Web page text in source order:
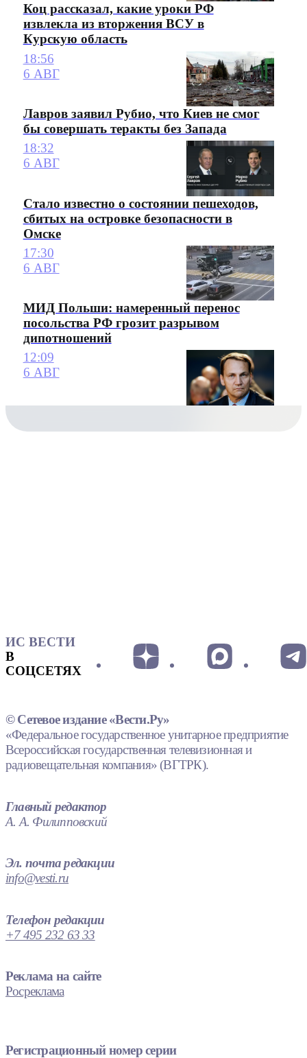
Коц рассказал, какие уроки РФ
извлекла из вторжения ВСУ в
Курскую область
18:56
6 АВГ
Лавров заявил Рубио, что Киев не смог
бы совершать теракты без Запада
18:32
6 АВГ
Стало известно о состоянии пешеходов,
сбитых на островке безопасности в
Омске
17:30
6 АВГ
МИД Польши: намеренный перенос
посольства РФ грозит разрывом
дипотношений
12:09
6 АВГ
ИС ВЕСТИ
В
СОЦСЕТЯХ
© Сетевое издание «Вести.Ру»
«Федеральное государственное унитарное предприятие
Всероссийская государственная телевизионная и
радиовещательная компания» (ВГТРК).
Главный редактор
А. А. Филипповский
Эл. почта редакции
info@vesti.ru
Телефон редакции
+7 495 232 63 33
Реклама на сайте
Росреклама
Регистрационный номер серии